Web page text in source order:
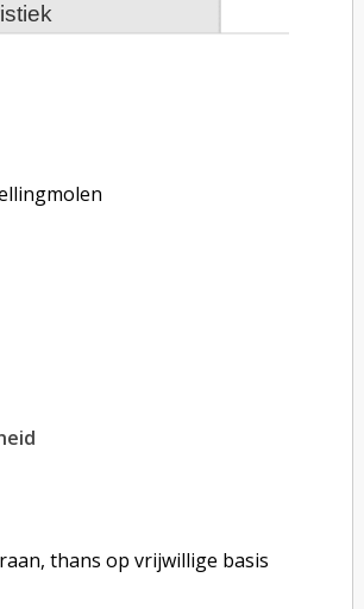
thans op vrijwillige basis